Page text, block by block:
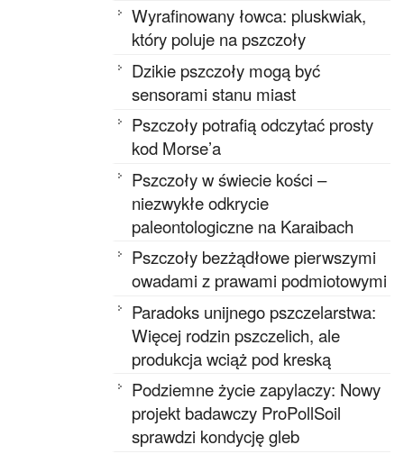
Wyrafinowany łowca: pluskwiak,
który poluje na pszczoły
Dzikie pszczoły mogą być
sensorami stanu miast
Pszczoły potrafią odczytać prosty
kod Morse’a
Pszczoły w świecie kości –
niezwykłe odkrycie
paleontologiczne na Karaibach
Pszczoły bezżądłowe pierwszymi
owadami z prawami podmiotowymi
Paradoks unijnego pszczelarstwa:
Więcej rodzin pszczelich, ale
produkcja wciąż pod kreską
Podziemne życie zapylaczy: Nowy
projekt badawczy ProPollSoil
sprawdzi kondycję gleb